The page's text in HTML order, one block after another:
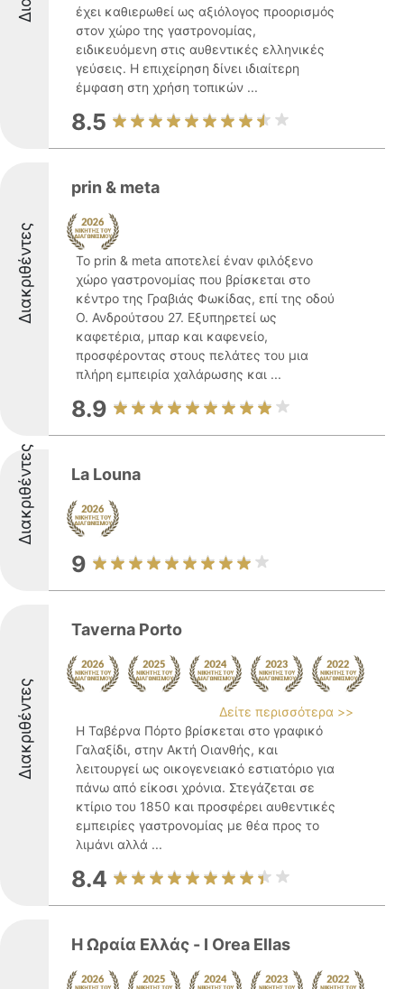
έχει καθιερωθεί ως αξιόλογος προορισμός
στον χώρο της γαστρονομίας,
ειδικευόμενη στις αυθεντικές ελληνικές
γεύσεις. Η επιχείρηση δίνει ιδιαίτερη
έμφαση στη χρήση τοπικών ...
8.5
Διακριθέντες
prin & meta
Το prin & meta αποτελεί έναν φιλόξενο
χώρο γαστρονομίας που βρίσκεται στο
κέντρο της Γραβιάς Φωκίδας, επί της οδού
Ο. Ανδρούτσου 27. Εξυπηρετεί ως
καφετέρια, μπαρ και καφενείο,
προσφέροντας στους πελάτες του μια
πλήρη εμπειρία χαλάρωσης και ...
8.9
Διακριθέντες La Louna
9
Διακριθέντες
Taverna Porto
Δείτε περισσότερα >>
Η Ταβέρνα Πόρτο βρίσκεται στο γραφικό
Γαλαξίδι, στην Ακτή Οιανθής, και
λειτουργεί ως οικογενειακό εστιατόριο για
πάνω από είκοσι χρόνια. Στεγάζεται σε
κτίριο του 1850 και προσφέρει αυθεντικές
εμπειρίες γαστρονομίας με θέα προς το
λιμάνι αλλά ...
8.4
Η Ωραία Ελλάς - I Orea Ellas